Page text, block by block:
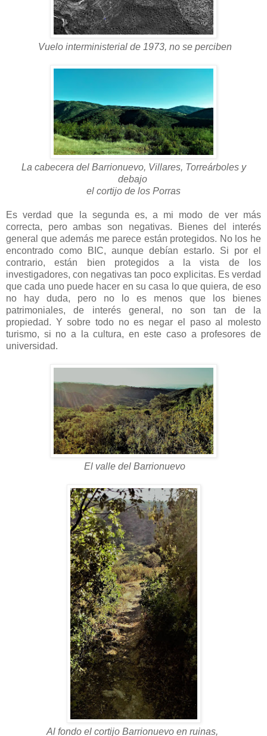
Vuelo interministerial de 1973, no se perciben
La cabecera del Barrionuevo, Villares, Torreárboles y
debajo
el cortijo de los Porras
Es verdad que la segunda es, a mi modo de ver más
correcta, pero ambas son negativas. Bienes del interés
general que además me parece están protegidos. No los he
encontrado como BIC, aunque debían estarlo. Si por el
contrario, están bien protegidos a la vista de los
investigadores, con negativas tan poco explicitas. Es verdad
que cada uno puede hacer en su casa lo que quiera, de eso
no hay duda, pero no lo es menos que los bienes
patrimoniales, de interés general, no son tan de la
propiedad. Y sobre todo no es negar el paso al molesto
turismo, si no a la cultura, en este caso a profesores de
universidad.
El valle del Barrionuevo
Al fondo el cortijo Barrionuevo en ruinas,